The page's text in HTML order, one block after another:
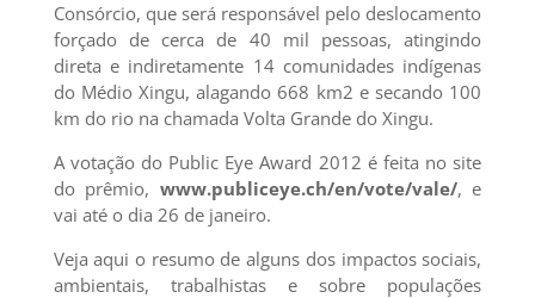
Consórcio, que será responsável pelo deslocamento
forçado de cerca de 40 mil pessoas, atingindo
direta e indiretamente 14 comunidades indígenas
do Médio Xingu, alagando 668 km2 e secando 100
km do rio na chamada Volta Grande do Xingu.
A votação do Public Eye Award 2012 é feita no site
do prêmio, www.publiceye.ch/en/vote/vale/, e
vai até o dia 26 de janeiro.
Veja aqui o resumo de alguns dos impactos sociais,
ambientais, trabalhistas e sobre populações